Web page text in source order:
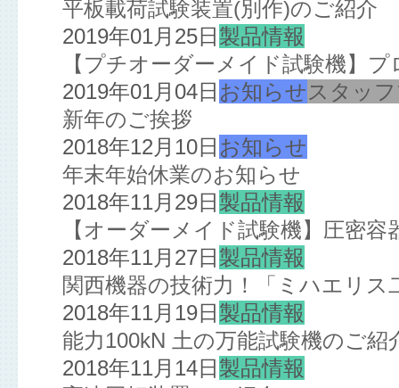
平板載荷試験装置(別作)のご紹介
2019年01月25日 製品情報
【プチオーダーメイド試験機】
2019年01月04日 お知らせ スタッ
新年のご挨拶
2018年12月10日 お知らせ
年末年始休業のお知らせ
2018年11月29日 製品情報
【オーダーメイド試験機】圧密
2018年11月27日 製品情報
関西機器の技術力！「ミハエリ
2018年11月19日 製品情報
能力100kN 土の万能試験機のご紹
2018年11月14日 製品情報